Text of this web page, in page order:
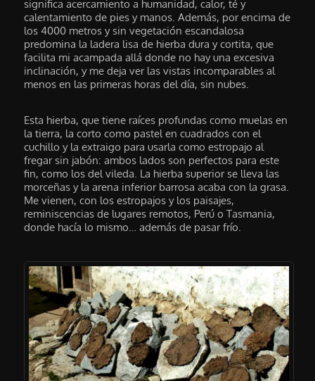
significa acercamiento a humanidad, calor, té y
calentamiento de pies y manos. Además, por encima de
los 4000 metros y sin vegetación escandalosa
predomina la ladera lisa de hierba dura y cortita, que
facilita mi acampada allá donde no hay una excesiva
inclinación, y me deja ver las vistas incomparables al
menos en las primeras horas del día, sin nubes.
Esta hierba, que tiene raíces profundas como muelas en
la tierra, la corto como pastel en cuadrados con el
cuchillo y la extraigo para usarla como estropajo al
fregar sin jabón: ambos lados son perfectos para este
fin, como los del vileda. La hierba superior se lleva las
morceñas y la arena inferior barrosa acaba con la grasa.
Me vienen, con los estropajos y los paisajes,
reminiscencias de lugares remotos, Perú o Tasmania,
donde hacía lo mismo… además de pasar frío.